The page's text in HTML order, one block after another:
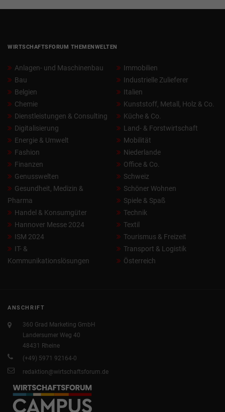
WIRTSCHAFTSFORUM THEMENWELTEN
Anlagen- und Maschinenbau
Bau
Belgien
Chemie
Dienstleistungen & Consulting
Digitalisierung
Energie & Umwelt
Fashion
Finanzen
Genusswelten
Gesundheit, Medizin &
Pharma
Handel & Konsumgüter
Hannover Messe 2024
ISM 2024
IT- &
Kommunikationslösungen
Immobilien
Industrielle Zulieferer
Italien
Kunststoff, Metall, Holz & Co.
Küche & Co.
Land- & Forstwirtschaft
Mobilität
Niederlande
Office & Co.
Schweiz
Schöner Wohnen
Spiele & Spaß
Technik
Textil
Tourismus & Freizeit
Transport & Logistik
Österreich
ANSCHRIFT
360 Grad Marketing GmbH
Landersumer Weg 40
48431 Rheine
(+49) 5971 92164-0
redaktion@wirtschaftsforum.de